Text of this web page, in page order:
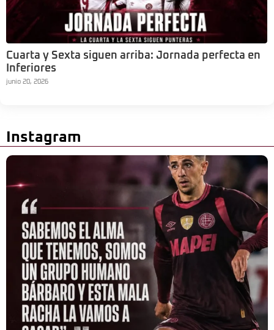
Cuarta y Sexta siguen arriba: Jornada perfecta en
Inferiores
junio 20, 2026
Instagram